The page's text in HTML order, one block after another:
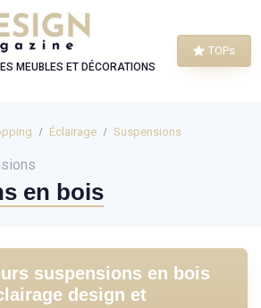
MEUBLES ET DÉCORATIONS
TOPs
Éclairage Suspensions
en bois
suspensions en bois
design et
cookies